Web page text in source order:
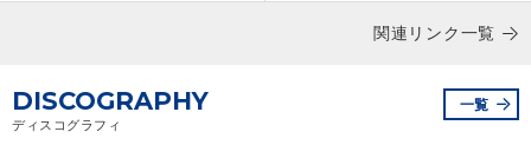
ジャンル
関連リンク一覧
DISCOGRAPHY
ディスコグラフィ
一覧